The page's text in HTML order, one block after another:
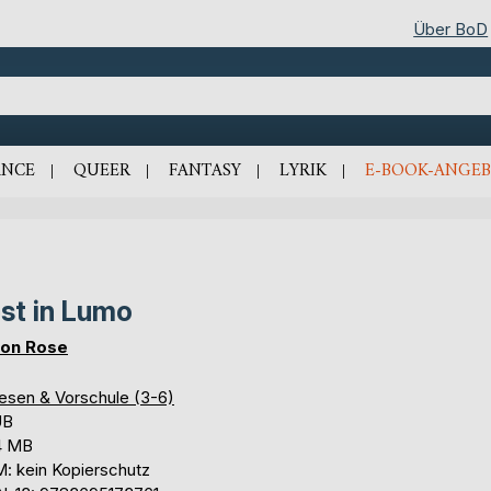
Über BoD
QUEER FANTASY LYRIK E-BOOK-
in Lumo
Rose
& Vorschule (3-6)
MB
kein Kopierschutz